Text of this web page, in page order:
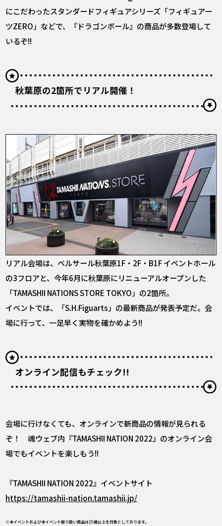
にこだわったスタンダードフィギュアシリーズ「フィギュアー
ツZERO」などで、『ドラゴンボール』の商品が多数登場して
いるぞ!!
秋葉原の2箇所でリアル開催！
リアル会場は、ベルサール秋葉原1F・2F・B1F イベントホール
の3フロアと、今年6月に秋葉原にリニューアルオープンした
「TAMASHII NATIONS STORE TOKYO」の2箇所。
イベントでは、「S.H.Figuarts」の最新商品が発表予定だ。会
場に行って、一足早く実物を確かめよう!!
オンライン配信もチェック!!
会場に行けなくても、オンラインで新商品の情報が見られる
ぞ！ 魂ウェブ内『TAMASHII NATION 2022』のオンライン会
場でもイベントを楽しもう!!
『TAMASHII NATION 2022』イベントサイト
https://tamashii-nation.tamashii.jp/
※本イベントおよび本イベント取り扱い商品は15歳以上を対象としております。